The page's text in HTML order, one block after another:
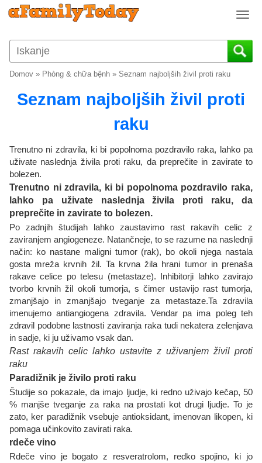
T
g
g
n
a
a
i
o
Domov » Phòng & chữa bệnh » Seznam najboljših živil proti raku
Seznam najboljših živil proti
raku
Trenutno ni zdravila, ki bi popolnoma pozdravilo raka, lahko pa
uživate naslednja živila proti raku, da preprečite in zavirate to
bolezen.
Trenutno ni zdravila, ki bi popolnoma pozdravilo raka,
lahko pa uživate naslednja živila proti raku, da
preprečite in zavirate to bolezen.
Po zadnjih študijah lahko zaustavimo rast rakavih celic z
zaviranjem angiogeneze. Natančneje, to se razume na naslednji
način: ko nastane maligni tumor (rak), bo okoli njega nastala
gosta mreža krvnih žil. Ta krvna žila hrani tumor in prenaša
rakave celice po telesu (metastaze). Inhibitorji lahko zavirajo
tvorbo krvnih žil okoli tumorja, s čimer ustavijo rast tumorja,
zmanjšajo in zmanjšajo tveganje za metastaze.Ta zdravila
imenujemo antiangiogena zdravila. Vendar pa ima poleg teh
zdravil podobne lastnosti zaviranja raka tudi nekatera zelenjava
in sadje, ki ju uživamo vsak dan.
Rast rakavih celic lahko ustavite z uživanjem živil proti
raku
Paradižnik je živilo proti raku
Študije so pokazale, da imajo ljudje, ki redno uživajo kečap, 50
% manjše tveganje za raka na prostati kot drugi ljudje. To je
zato, ker paradižnik vsebuje antioksidant, imenovan likopen, ki
pomaga učinkovito zavirati raka.
rdeče vino
Rdeče vino je bogato z resveratrolom, redko spojino, ki jo